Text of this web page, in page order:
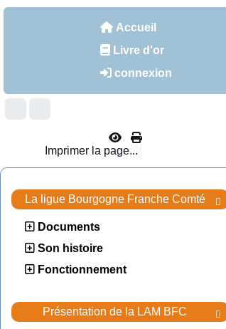
Accueil
Livre d'or
connexion
Imprimer la page...

La ligue Bourgogne Franche Comté
Documents
Son histoire
Fonctionnement

Présentation de la LAM BFC